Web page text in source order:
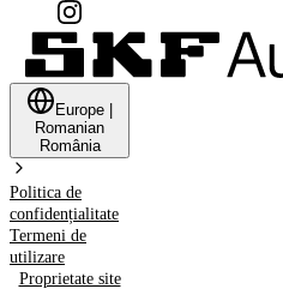
Europe
Romanian
România
Politica de
confidențialitate
Termeni de
utilizare
Proprietate site